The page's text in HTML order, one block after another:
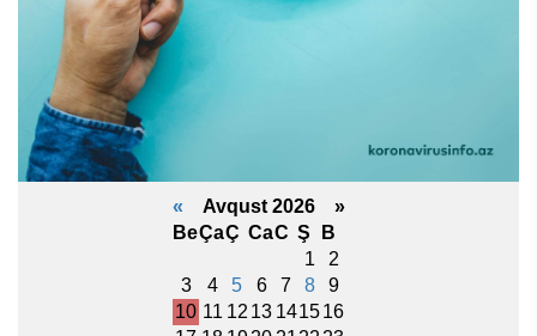
« Avqust 2026 »
BeÇaÇ CaC Ş
B
1
2
3
4 5 6 7 8
9
10 11 12 13 141516